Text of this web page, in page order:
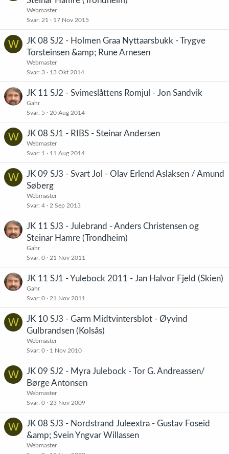
Webmaster
Svar 21 17 Nov 2015
W
JK 08 SJ2 - Holmen Graa Nyttaarsbukk - Trygve
Torsteinsen &amp; Rune Arnesen
Webmaster
Svar 3 13 Okt 2014
JK 11 SJ2 - Svimeslåttens Romjul - Jon Sandvik
Gahr
Svar 5 20 Aug 2014
W JK 08 SJ1 - RIBS - Steinar Andersen
Webmaster
Svar 1 11 Aug 2014
W
JK 09 SJ3 - Svart Jol - Olav Erlend Aslaksen / Amund
Søberg
Webmaster
Svar 4 2 Sep 2013
JK 11 SJ3 - Julebrand - Anders Christensen og
Steinar Hamre (Trondheim)
Gahr
Svar 0 21 Nov 2011
JK 11 SJ1 - Yulebock 2011 - Jan Halvor Fjeld (Skien)
Gahr
Svar 0 21 Nov 2011
W
JK 10 SJ3 - Garm Midtvintersblot - Øyvind
Gulbrandsen (Kolsås)
Webmaster
Svar 0 1 Nov 2010
W
JK 09 SJ2 - Myra Julebock - Tor G. Andreassen/
Børge Antonsen
Webmaster
Svar 0 23 Nov 2009
W
JK 08 SJ3 - Nordstrand Juleextra - Gustav Foseid
&amp; Svein Yngvar Willassen
Webmaster